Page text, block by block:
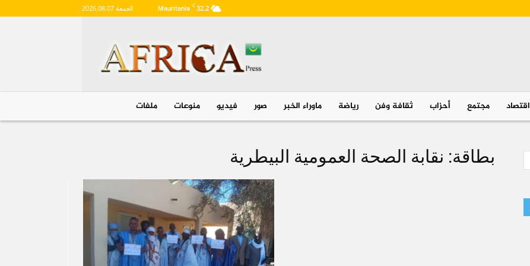
32.2
C
Mauritania الجمعة 2026.08.07
اقتصاد مجتمع أحزاب ثقافة وفن رياضة ماوراء الخبر صور فیديو منوعات ملفات
بطاقة: نقابة الصحة العمومية البيطرية